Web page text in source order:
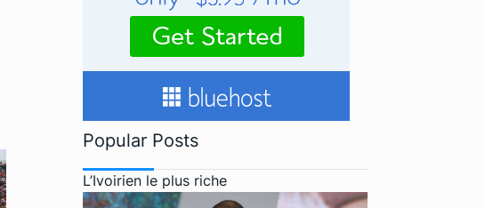
Popular Posts
L’Ivoirien le plus riche